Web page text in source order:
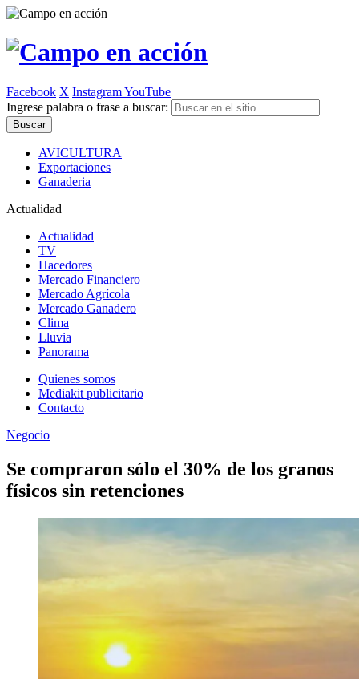
Facebook X InstagramYouTube
Ingrese palabra o frase a buscar:
AVICULTURA
Exportaciones
Ganaderia
Actualidad
Actualidad
TV
Hacedores
Mercado Financiero
Mercado Agrícola
Mercado Ganadero
Clima
Lluvia
Panorama
Quienes somos
Mediakit publicitario
Contacto
Negocio
Se compraron sólo el 30% de los granos
físicos sin retenciones